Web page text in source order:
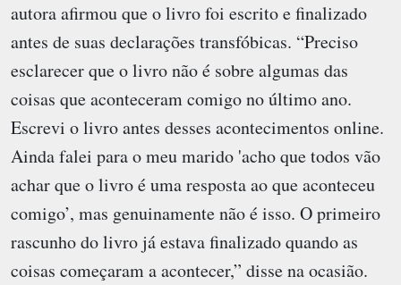
autora afirmou que o livro foi escrito e finalizado
antes de suas declarações transfóbicas. “Preciso
esclarecer que o livro não é sobre algumas das
coisas que aconteceram comigo no último ano.
Escrevi o livro antes desses acontecimentos online.
Ainda falei para o meu marido 'acho que todos vão
achar que o livro é uma resposta ao que aconteceu
comigo’, mas genuinamente não é isso. O primeiro
rascunho do livro já estava finalizado quando as
coisas começaram a acontecer,” disse na ocasião.